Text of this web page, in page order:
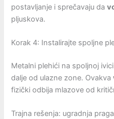
postavljanje i sprečavaju da
pljuskova.
Korak 4: Instalirajte spoljne
Metalni plehići na spoljnoj
dalje od ulazne zone. Ovakva
fizički odbija mlazove od
Trajna rešenja: ugradnja